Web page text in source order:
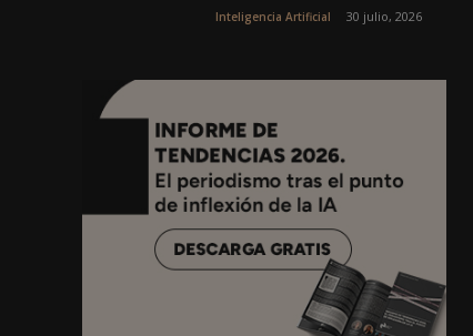
Inteligencia Artificial 30 julio, 2026